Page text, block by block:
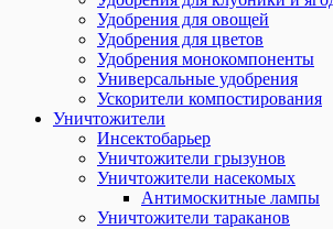
Удобрения для овощей
Удобрения для цветов
Удобрения монокомпоненты
Универсальные удобрения
Ускорители компостирования
Уничтожители
Инсектобарьер
Уничтожители грызунов
Уничтожители насекомых
Антимоскитные лампы
Уничтожители тараканов